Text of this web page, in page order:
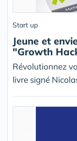
Start up
Jeune et
"Growth
Révolutionnez
livre signé